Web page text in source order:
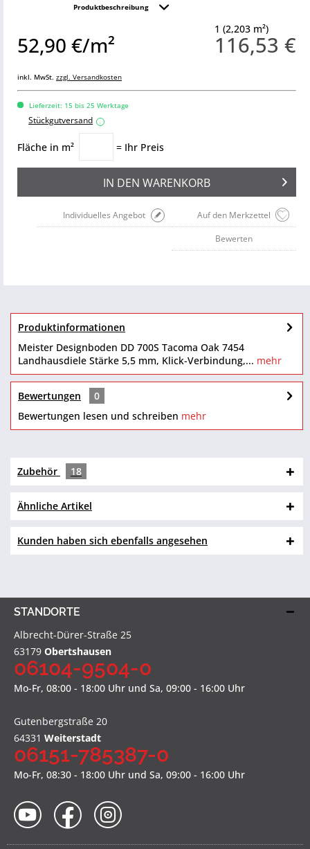
Produktbeschreibung
1 (2,203 m²)
116,53 €
52,90 €/m²
inkl. MwSt. zzgl. Versandkosten
Lieferzeit: 15 bis 25 Werktage
Stückgutversand i
Fläche in m² = Ihr Preis
IN DEN WARENKORB
Auf den Merkzettel
Individuelles Angebot
Bewerten
Produktinformationen
Meister Designboden DD 700S Tacoma Oak 7454
Landhausdiele Stärke 5,5 mm, Klick-Verbindung,... mehr
Bewertungen
0
Bewertungen lesen und schreiben mehr
Zubehör 18
Ähnliche Artikel
Kunden haben sich ebenfalls angesehen
STANDORTE
Albrecht-Dürer-Straße 25
63179 Obertshausen
06104-9504-0
Mo-Fr, 08:00 - 18:00 Uhr und Sa, 09:00 - 16:00 Uhr
Gutenbergstraße 20
64331 Weiterstadt
06151-785387-0
Mo-Fr, 08:30 - 18:00 Uhr und Sa, 09:00 - 16:00 Uhr